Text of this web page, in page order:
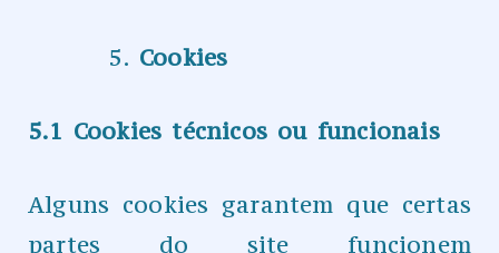
Cookies
5.1 Cookies técnicos ou funcionais
Alguns cookies garantem que certas
partes do site funcionem